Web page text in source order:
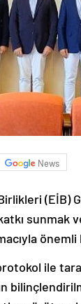
News
(EİB)
sunmak
ile